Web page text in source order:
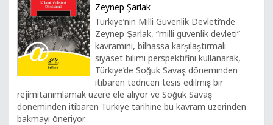
Zeynep Şarlak
Türkiye’nin Milli Güvenlik Devleti’nde
Zeynep Şarlak, “milli güvenlik devleti”
kavramını, bilhassa karşılaştırmalı
siyaset bilimi perspektifini kullanarak,
Türkiye’de Soğuk Savaş döneminden
itibaren tedricen tesis edilmiş bir
rejimitanımlamak üzere ele alıyor ve Soğuk Savaş
döneminden itibaren Türkiye tarihine bu kavram üzerinden
bakmayı öneriyor.